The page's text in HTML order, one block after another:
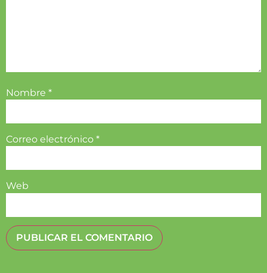
Nombre *
Correo electrónico *
Web